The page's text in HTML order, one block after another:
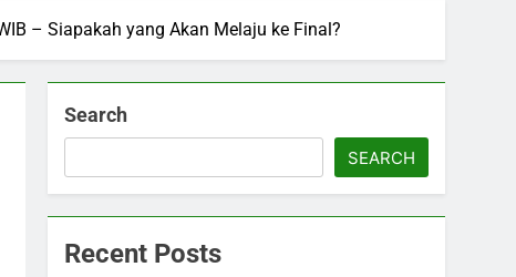
– Siapakah yang Akan Melaju ke Final?
Search
SEARCH
Recent Posts